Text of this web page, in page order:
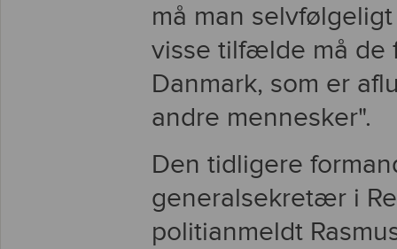
må man
visse tilfælde må de
Danmark, som er
andre mennesker".
Den tidligere
generalsekretær i
politianmeldt